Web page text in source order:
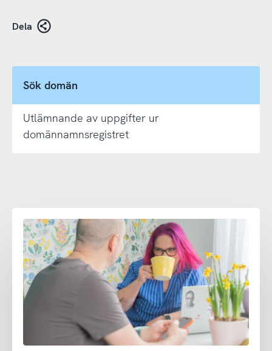
Dela
Sök domän
Utlämnande av uppgifter ur
domännamnsregistret